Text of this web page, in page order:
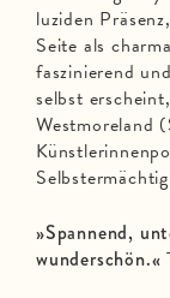
luziden
Seite als
faszinierend
selbst
Westmoreland
»Spannend,
wunderschön.«